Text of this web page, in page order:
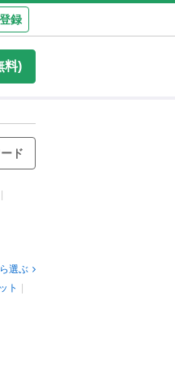
録
料)
ド
選ぶ
ト